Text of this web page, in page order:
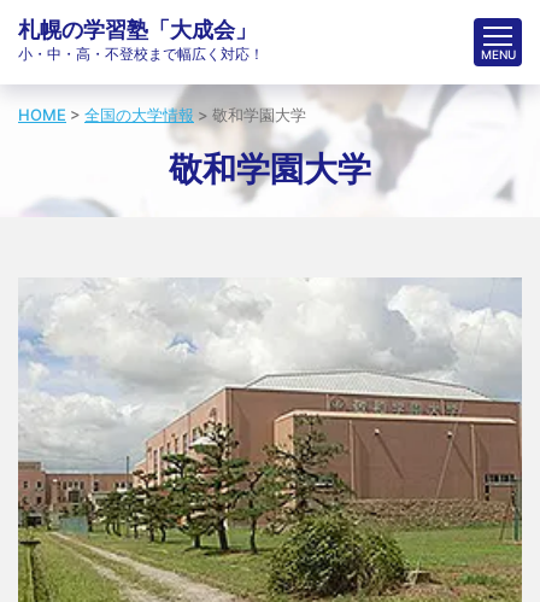
札幌の学習塾「大成会」
小・中・高・不登校まで幅広く対応！
HOME > 全国の大学情報 > 敬和学園大学
敬和学園大学